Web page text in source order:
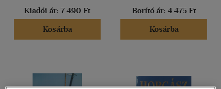
Kiadói ár: 7 490 Ft
Kosárba
Borító ár: 4 475 Ft
Kosárba